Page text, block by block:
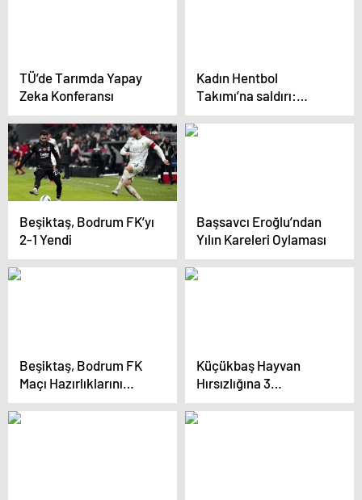
TÜ’de Tarımda Yapay
Zeka Konferansı
Kadın Hentbol
Takımı’na saldırı:
Kadın sporcular darp
edildi
Beşiktaş, Bodrum FK’yı
2-1 Yendi
Başsavcı Eroğlu’ndan
Yılın Kareleri Oylaması
Beşiktaş, Bodrum FK
Maçı Hazırlıklarını
Tamamladı
Küçükbaş Hayvan
Hırsızlığına 3
Tutuklama